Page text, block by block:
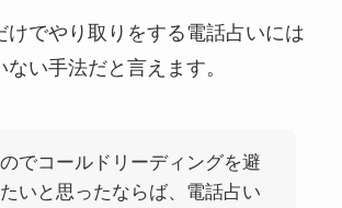
けでやり取りをする電話占いには
い手法だと言えます。
でコールドリーディングを避
いと思ったならば、電話占い